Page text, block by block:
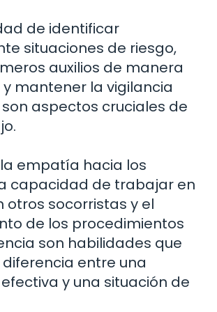
de identificar
situaciones de riesgo,
auxilios de manera
mantener la vigilancia
aspectos cruciales de
empatía hacia los
capacidad de trabajar en
otros socorristas y el
de los procedimientos
son habilidades que
entre una
y una situación de